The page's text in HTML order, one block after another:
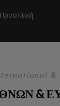
&